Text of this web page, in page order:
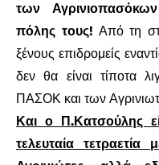
των Αγρινιοπασόκων
πόλης τους! Από τη
ξένους επιδρομείς
δεν θα είναι τίποτα
ΠΑΣΟΚ και των
Και ο Π.Κατσούλης
τελευταία